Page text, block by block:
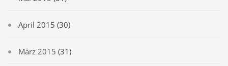
April 2015 (30)
März 2015 (31)